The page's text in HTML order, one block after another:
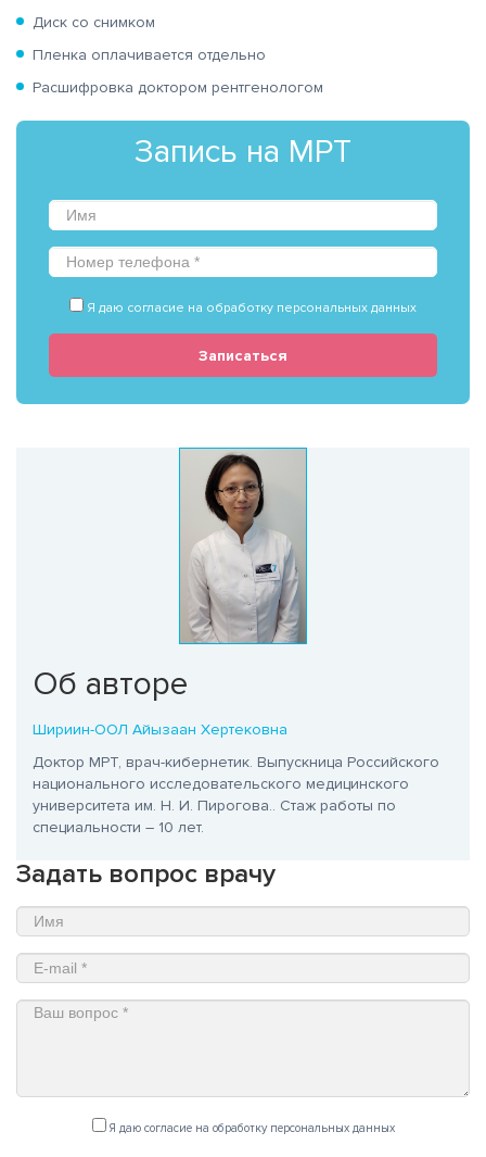
Диск со снимком
Пленка оплачивается отдельно
Расшифровка доктором рентгенологом
Запись на МРТ
Я даю согласие на обработку персональных данных
Записаться
Об авторе
Шириин-ООЛ Айызаан Хертековна
Доктор МРТ, врач-кибернетик. Выпускница Российского
национального исследовательского медицинского
университета им. Н. И. Пирогова.. Стаж работы по
специальности – 10 лет.
Задать вопрос врачу
Я даю согласие на обработку персональных данных